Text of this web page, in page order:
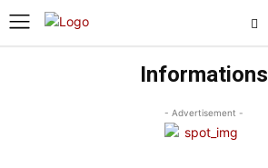
Informations
- Advertisement -